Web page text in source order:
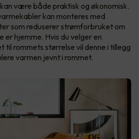
være både praktisk og økonomisk.
kan monteres med
som reduserer strømforbruket om
er hjemme. Hvis du velger en
til rommets størrelse vil denne i tillegg
varmen jevnt i rommet.